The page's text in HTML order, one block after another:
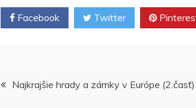
Facebook Twitter
Navigácia
Najkrajšie hrady a zámky v Európe (2.časť)